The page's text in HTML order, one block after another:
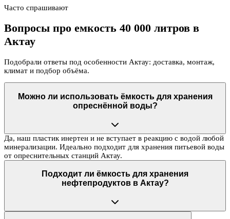
Часто спрашивают
Вопросы про емкость 40 000 литров в
Актау
Подобрали ответы под особенности Актау: доставка, монтаж,
климат и подбор объёма.
Можно ли использовать ёмкость для хранения
опреснённой воды?
Да, наш пластик инертен и не вступает в реакцию с водой любой
минерализации. Идеально подходит для хранения питьевой воды
от опреснительных станций Актау.
Подходит ли ёмкость для хранения
нефтепродуктов в Актау?